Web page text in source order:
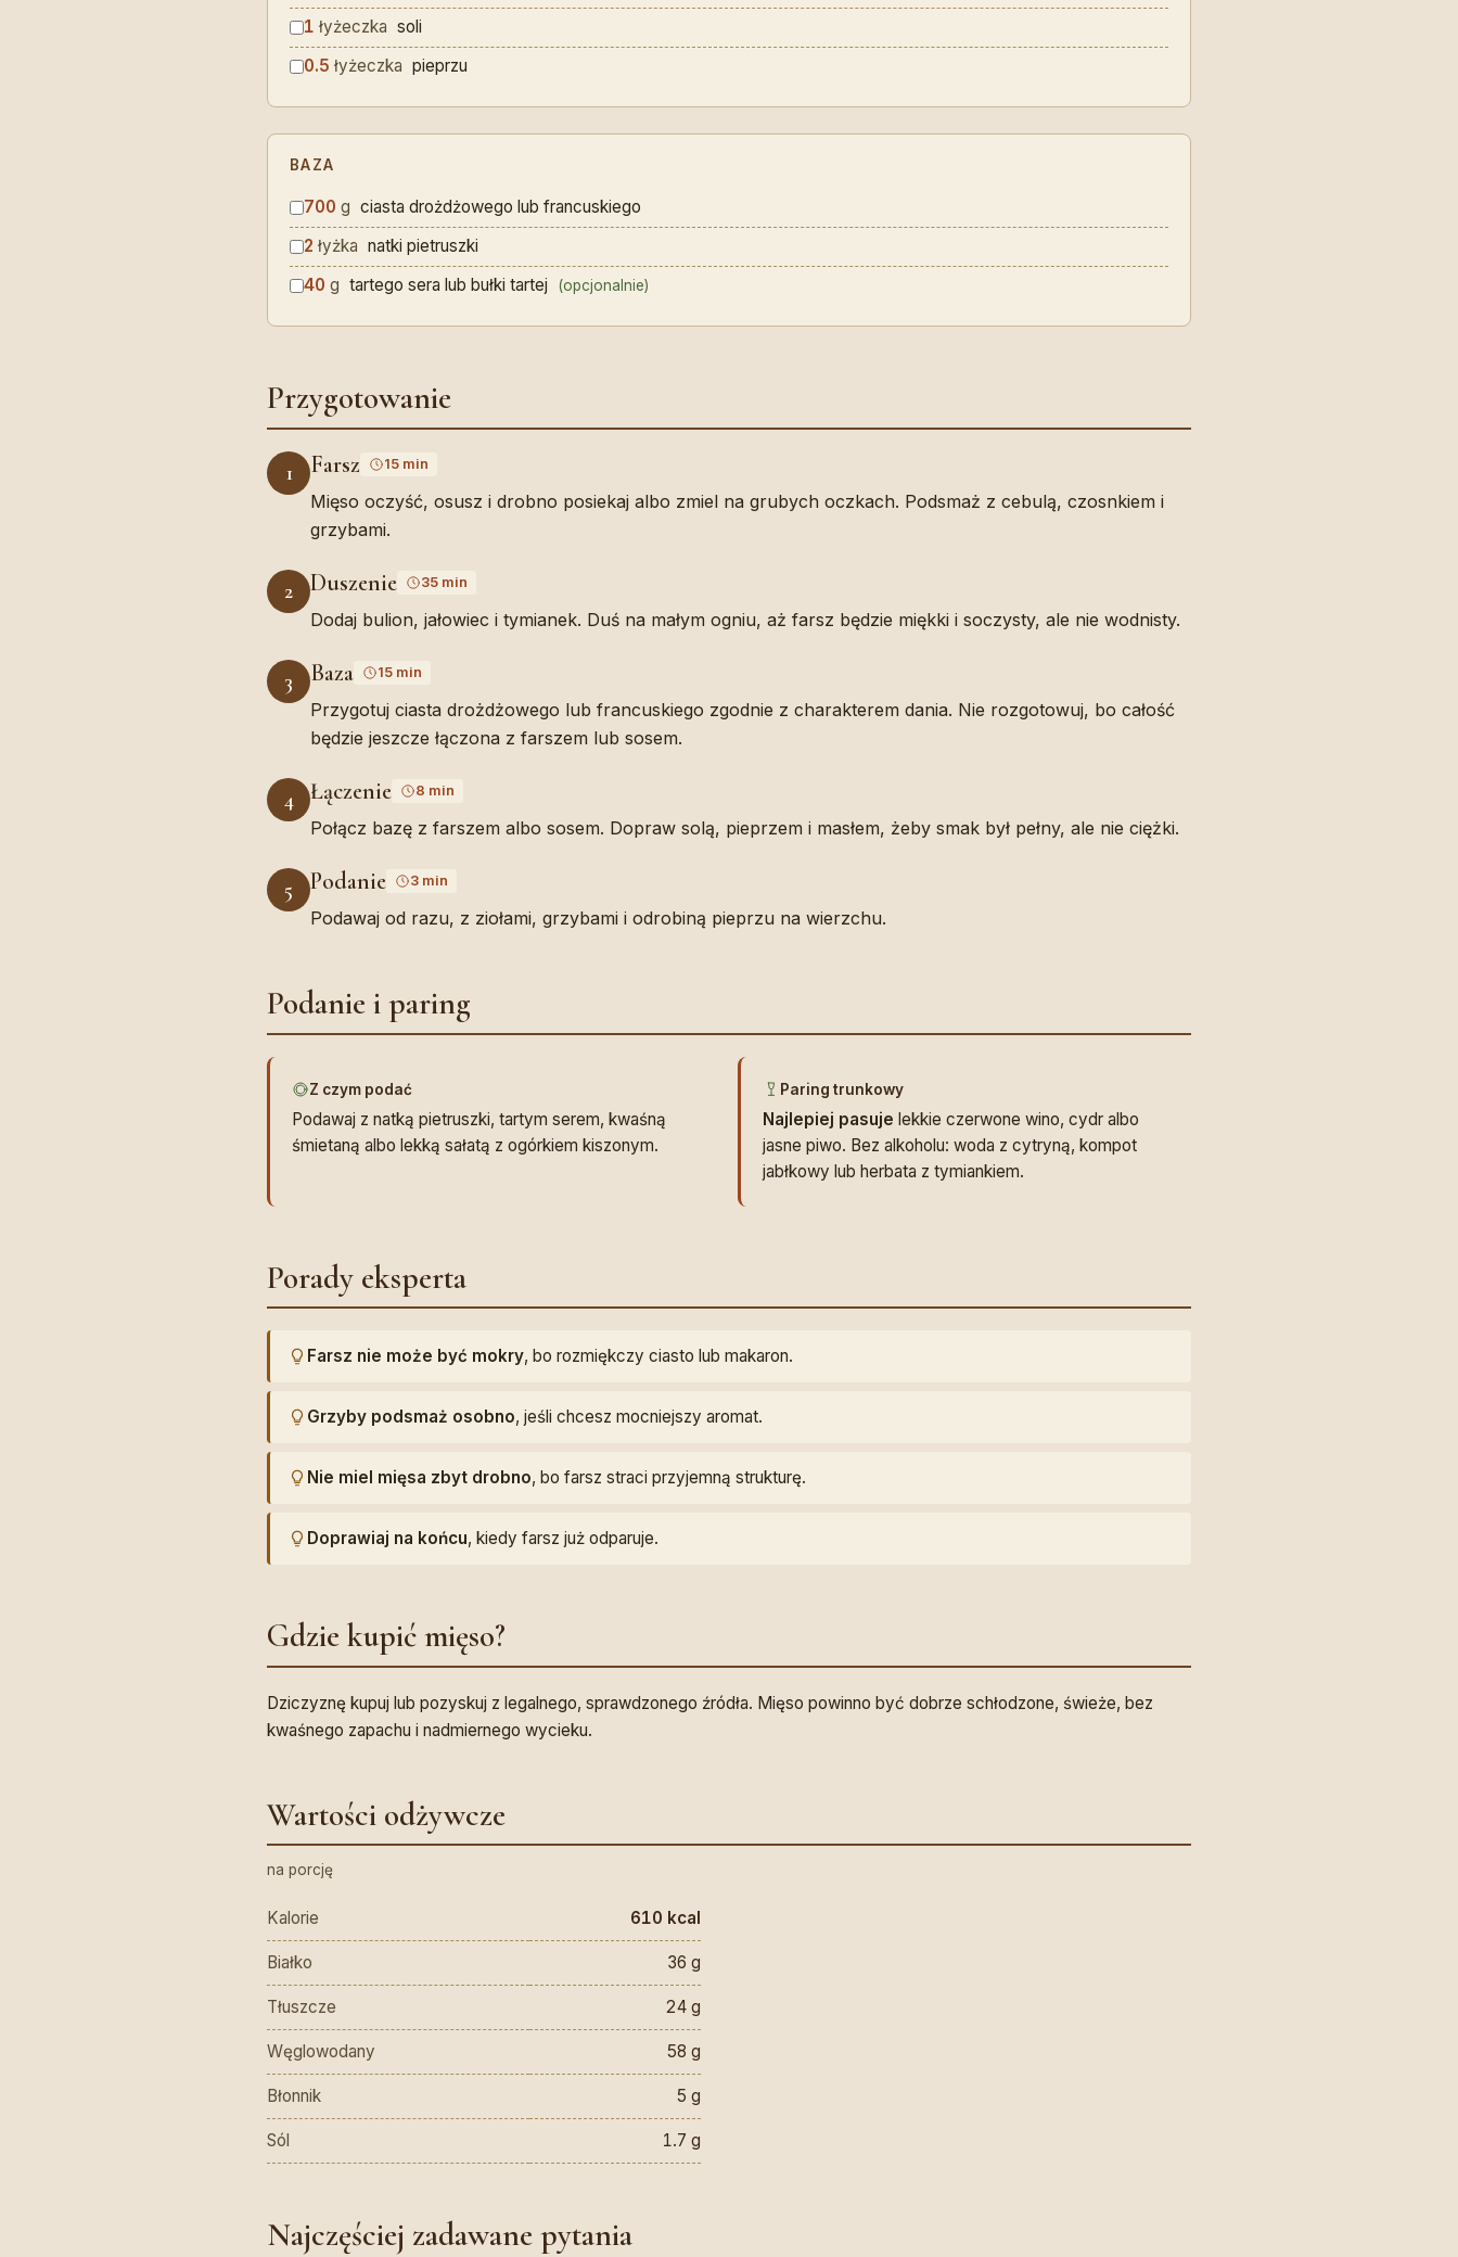
1 łyżeczka soli
0.5 łyżeczka pieprzu
BAZA
700 g ciasta drożdżowego lub francuskiego
2 łyżka natki pietruszki
40 g tartego sera lub bułki tartej (opcjonalnie)
Przygotowanie
1 Farsz 15 min
Mięso oczyść, osusz i drobno posiekaj albo zmiel na grubych oczkach. Podsmaż z cebulą, czosnkiem i
grzybami.
2 Duszenie 35 min
Dodaj bulion, jałowiec i tymianek. Duś na małym ogniu, aż farsz będzie miękki i soczysty, ale nie wodnisty.
3 Baza 15 min
Przygotuj ciasta drożdżowego lub francuskiego zgodnie z charakterem dania. Nie rozgotowuj, bo całość
będzie jeszcze łączona z farszem lub sosem.
4 Łączenie 8 min
Połącz bazę z farszem albo sosem. Dopraw solą, pieprzem i masłem, żeby smak był pełny, ale nie ciężki.
5 Podanie 3 min
Podawaj od razu, z ziołami, grzybami i odrobiną pieprzu na wierzchu.
Podanie i paring
Z czym podać
Podawaj z natką pietruszki, tartym serem, kwaśną
śmietaną albo lekką sałatą z ogórkiem kiszonym.
Paring trunkowy
Najlepiej pasuje lekkie czerwone wino, cydr albo
jasne piwo. Bez alkoholu: woda z cytryną, kompot
jabłkowy lub herbata z tymiankiem.
Porady eksperta
Farsz nie może być mokry, bo rozmiękczy ciasto lub makaron.
Grzyby podsmaż osobno, jeśli chcesz mocniejszy aromat.
Nie miel mięsa zbyt drobno, bo farsz straci przyjemną strukturę.
Doprawiaj na końcu, kiedy farsz już odparuje.
Gdzie kupić mięso?
Dziczyznę kupuj lub pozyskuj z legalnego, sprawdzonego źródła. Mięso powinno być dobrze schłodzone, świeże, bez
kwaśnego zapachu i nadmiernego wycieku.
Wartości odżywcze
na porcję
Kalorie 610 kcal
Białko 36 g
Tłuszcze 24 g
Węglowodany 58 g
Błonnik 5 g
Sól 1.7 g
Najczęściej zadawane pytania